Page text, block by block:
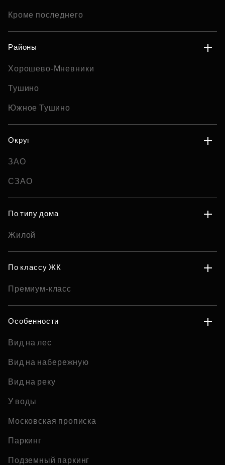
Кроме последнего
Районы
Хорошево-Мневники
Тушино
Южное Тушино
Округ
ЗАО
СЗАО
По типу дома
Жилой
По классу ЖК
Премиум-класс
Особенности
Вид на лес
Вид на набережную
Вид на реку
У воды
Московская прописка
Паркинг
Подземный паркинг